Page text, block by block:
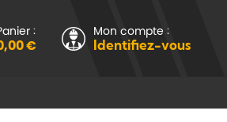
:
€
Mon compte :
Identifiez-vous